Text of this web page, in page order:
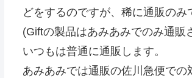
どをするのですが、稀に通販の
(Giftの製品はあみあみでのみ通販
いつもは普通に通販します。
あみあみでは通販の佐川急便での